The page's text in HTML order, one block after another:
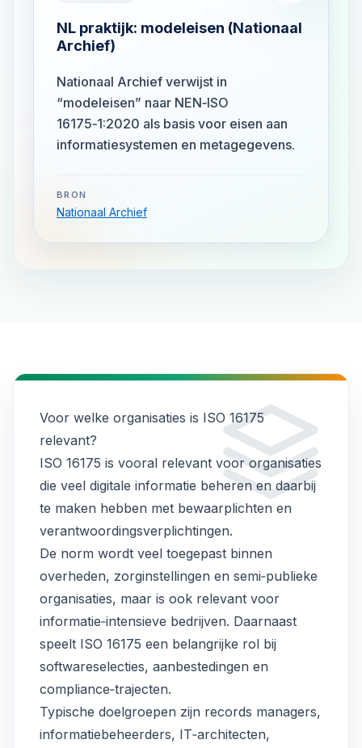
NL praktijk: modeleisen (Nationaal
Archief)
Nationaal Archief verwijst in
“modeleisen” naar NEN‑ISO
16175‑1:2020 als basis voor eisen aan
informatiesystemen en metagegevens.
BRON
Nationaal Archief
Voor welke organisaties is ISO 16175
relevant?
ISO 16175 is vooral relevant voor organisaties
die veel digitale informatie beheren en daarbij
te maken hebben met bewaarplichten en
verantwoordingsverplichtingen.
De norm wordt veel toegepast binnen
overheden, zorginstellingen en semi‑publieke
organisaties, maar is ook relevant voor
informatie‑intensieve bedrijven. Daarnaast
speelt ISO 16175 een belangrijke rol bij
softwareselecties, aanbestedingen en
compliance‑trajecten.
Typische doelgroepen zijn records managers,
informatiebeheerders, IT‑architecten,